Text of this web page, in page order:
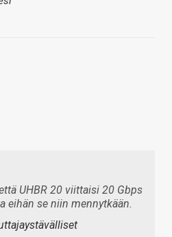
UHBR 20 viittaisi 20 Gbps
eihän se niin mennytkään.